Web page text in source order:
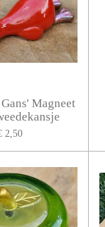
Magneet
2,50